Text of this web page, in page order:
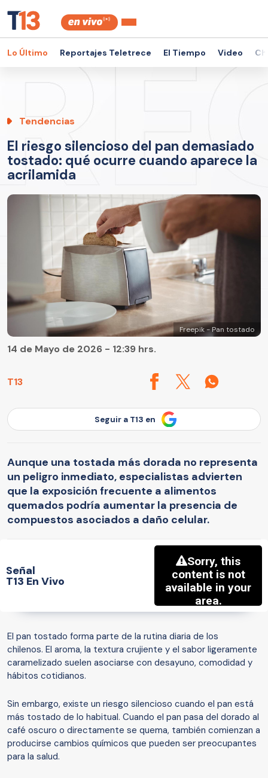
Lo Último Reportajes Teletrece El Tiempo Video
Tendencias
El riesgo silencioso del pan demasiado
tostado: qué ocurre cuando aparece la
acrilamida
Freepik - Pan tostado
T13
14 de Mayo de 2026 - 12:39 hrs.
Seguir a T13 en
Aunque una tostada más dorada no representa
un peligro inmediato, especialistas advierten
que la exposición frecuente a alimentos
quemados podría aumentar la presencia de
compuestos asociados a daño celular.
Señal
T13 En Vivo
El pan tostado forma parte de la rutina diaria de los
chilenos. El aroma, la textura crujiente y el sabor ligeramente
caramelizado suelen asociarse con desayuno, comodidad y
hábitos cotidianos.
Sin embargo, existe un riesgo silencioso cuando el pan está
más tostado de lo habitual. Cuando el pan pasa del dorado al
café oscuro o directamente se quema, también comienzan a
producirse cambios químicos que pueden ser preocupantes
para la salud.